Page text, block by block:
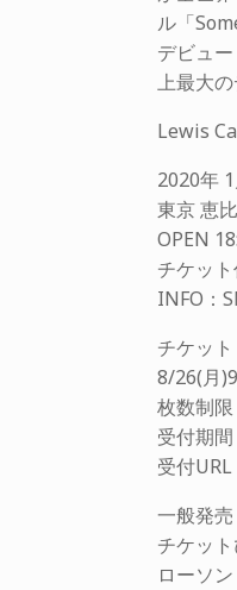
ル「
デビュ
上最大
Lewis
2020年 1
東京 恵
OPEN
チケッ
INFO：
チケット
8/26(月
枚数制
受付期
受付
一般発
チケッ
ローソ